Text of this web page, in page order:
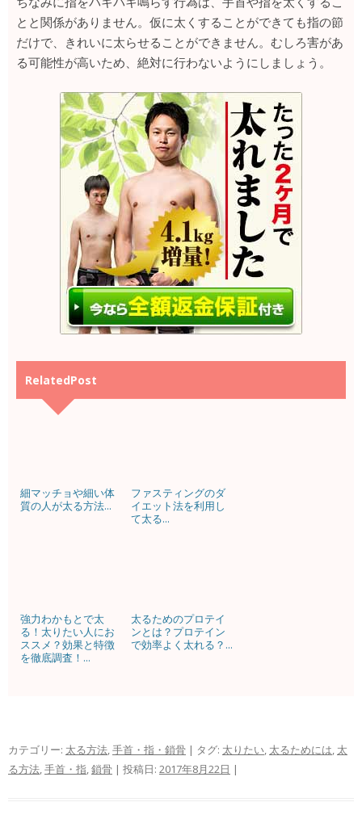
とと関係がありません。仮に太くすることができても指の節
だけで、きれいに太らせることができません。むしろ害があ
る可能性が高いため、絶対に行わないようにしましょう。
RelatedPost
細マッチョや細い体
質の人が太る方法...
ファスティングのダ
イエット法を利用し
て太る...
強力わかもとで太
る！太りたい人にお
ススメ？効果と特徴
を徹底調査！...
太るためのプロテイ
ンとは？プロテイン
で効率よく太れる？...
カテゴリー: 太る方法,手首・指・鎖骨 | タグ: 太りたい, 太るためには, 太
る方法,手首・指,鎖骨 | 投稿日: 2017年8月22日 |